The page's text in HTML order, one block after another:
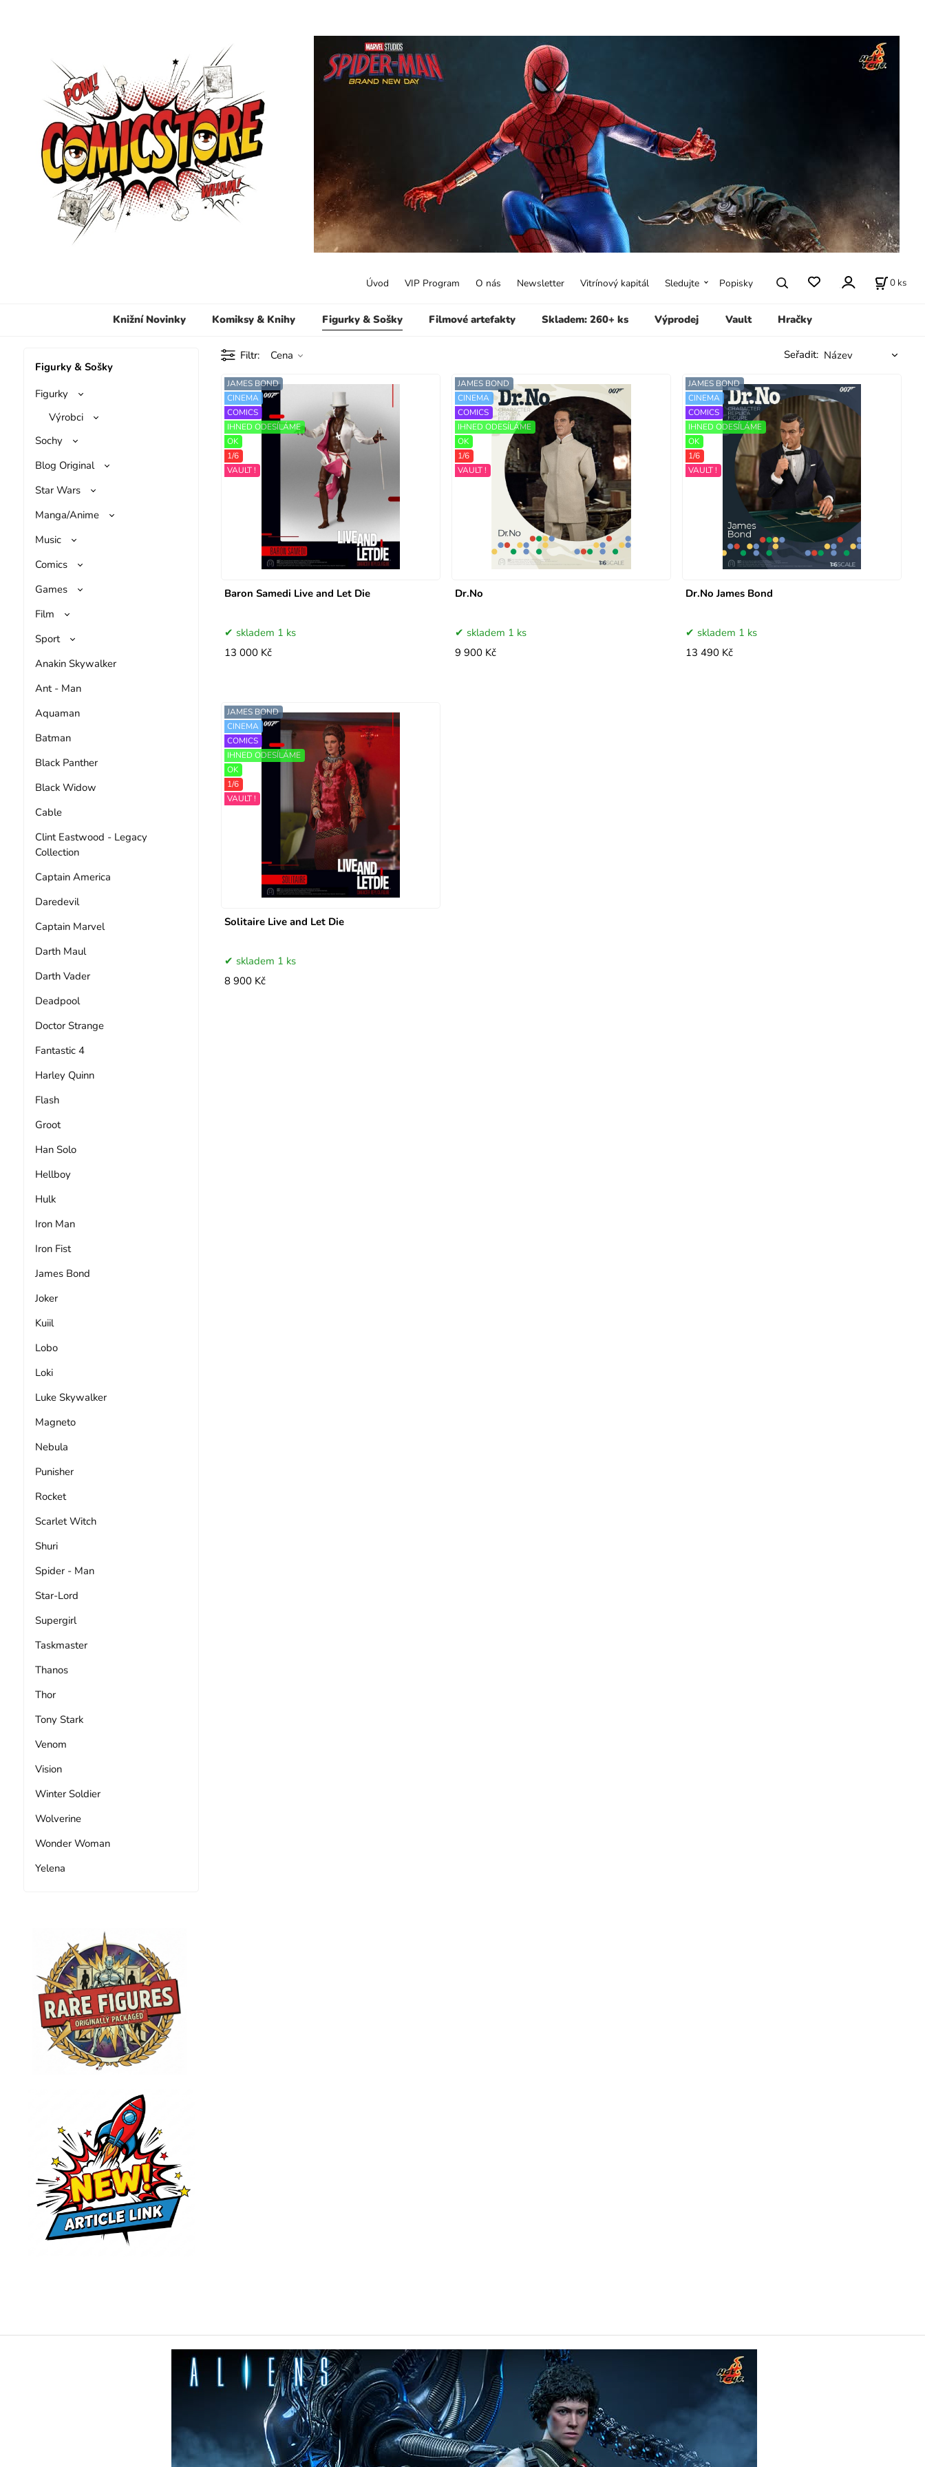
Knižní Novinky Komiksy & Knihy Figurky & Sošky Filmové artefakty Skladem: 260+ ks Výprodej Vault Hračky
Úvod VIP Program O nás Newsletter Vitrínový kapitál Sledujte Popisky 0 ks
Figurky & Sošky
Figurky
Výrobci
Sochy
Blog Original
Star Wars
Manga/Anime
Music
Comics
Games
Film
Sport
Anakin Skywalker
Ant - Man
Aquaman
Batman
Black Panther
Black Widow
Cable
Clint Eastwood - Legacy
Collection
Captain America
Daredevil
Captain Marvel
Darth Maul
Darth Vader
Deadpool
Doctor Strange
Fantastic 4
Harley Quinn
Flash
Groot
Han Solo
Hellboy
Hulk
Iron Man
Iron Fist
James Bond
Joker
Kuiil
Lobo
Loki
Luke Skywalker
Magneto
Nebula
Punisher
Rocket
Scarlet Witch
Shuri
Spider - Man
Star-Lord
Supergirl
Taskmaster
Thanos
Thor
Tony Stark
Venom
Vision
Winter Soldier
Wolverine
Wonder Woman
Yelena
Filtr Cena Seřadit:
Baron Samedi Live and Let Die
JAMES BOND
CINEMA
COMICS
IHNED ODESÍLÁME
OK
1/6
VAULT !
skladem 1 ks
13 000 Kč
Dr.No
JAMES BOND
CINEMA
COMICS
IHNED ODESÍLÁME
OK
1/6
VAULT !
skladem 1 ks
9 900 Kč
Dr.No James Bond
JAMES BOND
CINEMA
COMICS
IHNED ODESÍLÁME
OK
1/6
VAULT !
skladem 1 ks
13 490 Kč
Solitaire Live and Let Die
JAMES BOND
CINEMA
COMICS
IHNED ODESÍLÁME
OK
1/6
VAULT !
skladem 1 ks
8 900 Kč